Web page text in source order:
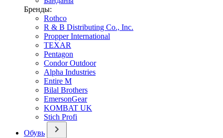
Бренды:
Rothco
R & B Distributing Co., Inc.
Propper International
TEXAR
Pentagon
Condor Outdoor
Alpha Industries
Entire M
Bilal Brothers
EmersonGear
KOMBAT UK
Stich Profi
Обувь